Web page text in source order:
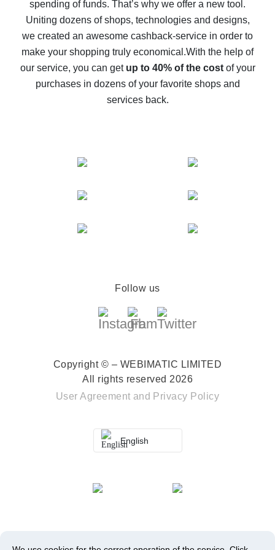
10% cash back on AliExpress - the impossible is
possible
The best cash back on AliExpress - how to find it
The best cash back service for AliExpress - let's
compare offers
spending of funds. That’s why we offer a new tool.
Uniting dozens of shops, technologies and designs,
we created an awesome cashback-service in order to
make your shopping truly economical.With the help of
our service, you can get up to 40% of the costof your
purchases in dozens of your favorite shops and
services back.
Follow us
Copyright © – WEBIMATIC LIMITED
All rights reserved 2026
User Agreement and Privacy Policy
English